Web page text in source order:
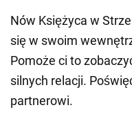
Nów Księżyca w
się w swoim
Pomoże ci to
silnych relacji.
partnerowi.